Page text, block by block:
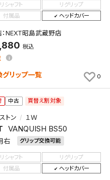
リシャフト
リグリップ
付属品
ヘッドカバー
NEXT昭島武蔵野店
税込
グリップ一覧 0
中古 買替え割対象
トン １Ｗ
VANQUISH BS50
右 グリップ交換可能
リシャフト
リグリップ
付属品
ヘッドカバー